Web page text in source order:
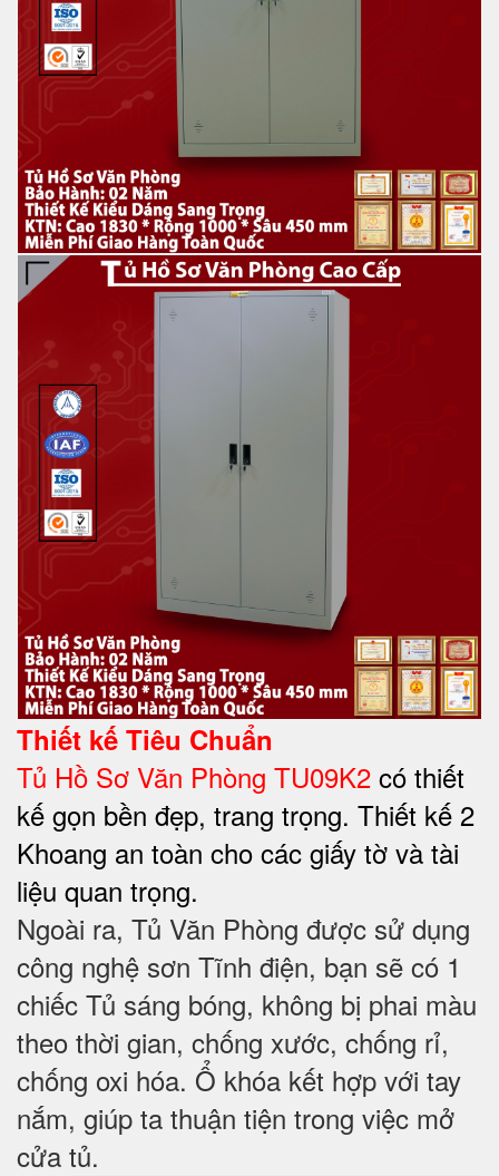
Thiết kế Tiêu Chuẩn
Tủ Hồ Sơ Văn Phòng TU09K2 có thiết
kế gọn bền đẹp, trang trọng. Thiết kế 2
Khoang an toàn cho các giấy tờ và tài
liệu quan trọng.
Ngoài ra, Tủ Văn Phòng được sử dụng
công nghệ sơn Tĩnh điện, bạn sẽ có 1
chiếc Tủ sáng bóng, không bị phai màu
theo thời gian, chống xước, chống rỉ,
chống oxi hóa. Ổ khóa kết hợp với tay
nắm, giúp ta thuận tiện trong việc mở
cửa tủ.